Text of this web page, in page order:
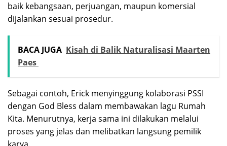
baik kebangsaan, perjuangan, maupun komersial
dijalankan sesuai prosedur.
BACA JUGA Kisah di Balik Naturalisasi Maarten
Paes
Sebagai contoh, Erick menyinggung kolaborasi PSSI
dengan God Bless dalam membawakan lagu Rumah
Kita. Menurutnya, kerja sama ini dilakukan melalui
proses yang jelas dan melibatkan langsung pemilik